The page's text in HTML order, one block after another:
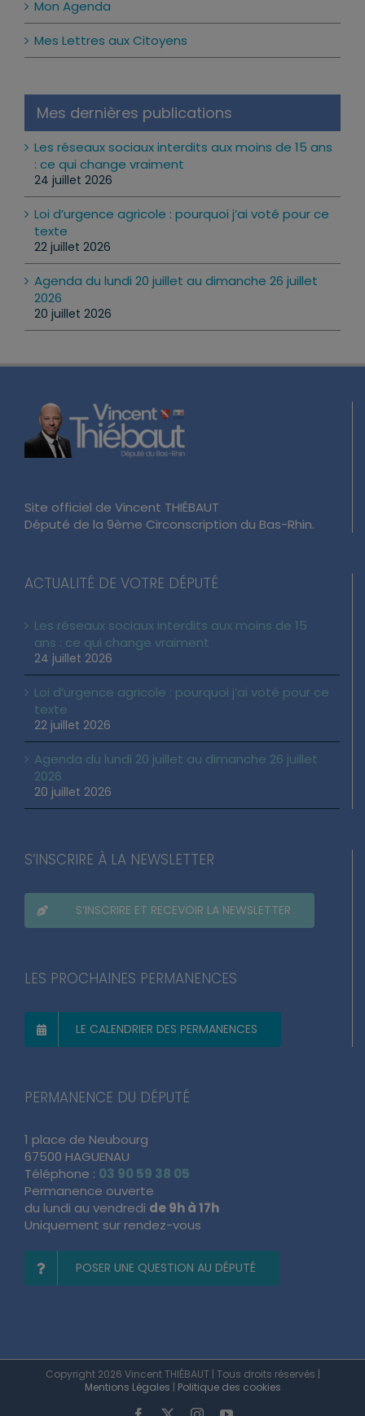
Mon Agenda
Mes Lettres aux Citoyens
Mes dernières publications
Les réseaux sociaux interdits aux moins de 15 ans
: ce qui change vraiment
24 juillet 2026
Loi d’urgence agricole : pourquoi j’ai voté pour ce
texte
22 juillet 2026
Agenda du lundi 20 juillet au dimanche 26 juillet
2026
20 juillet 2026
Site officiel de Vincent THIÉBAUT
Député de la 9ème Circonscription du Bas-Rhin.
ACTUALITÉ DE VOTRE DÉPUTÉ
Les réseaux sociaux interdits aux moins de 15
ans : ce qui change vraiment
24 juillet 2026
Loi d’urgence agricole : pourquoi j’ai voté pour ce
texte
22 juillet 2026
Agenda du lundi 20 juillet au dimanche 26 juillet
2026
20 juillet 2026
S’INSCRIRE À LA NEWSLETTER
S’INSCRIRE ET RECEVOIR LA NEWSLETTER
LES PROCHAINES PERMANENCES
LE CALENDRIER DES PERMANENCES
PERMANENCE DU DÉPUTÉ
1 place de Neubourg
67500 HAGUENAU
Téléphone : 03 90 59 38 05
Permanence ouverte
du lundi au vendredi de 9h à 17h
Uniquement sur rendez-vous
POSER UNE QUESTION AU DÉPUTÉ
Copyright 2026 Vincent THIÉBAUT | Tous droits réservés |
Mentions Légales | Politique des cookies